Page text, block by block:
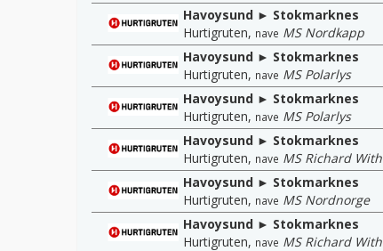
Havoysund ► Stokmarknes
Hurtigruten, nave MS Nordkapp
Havoysund ► Stokmarknes
Hurtigruten, nave MS Polarlys
Havoysund ► Stokmarknes
Hurtigruten, nave MS Polarlys
Havoysund ► Stokmarknes
Hurtigruten, nave MS Richard With
Havoysund ► Stokmarknes
Hurtigruten, nave MS Nordnorge
Havoysund ► Stokmarknes
Hurtigruten, nave MS Richard With